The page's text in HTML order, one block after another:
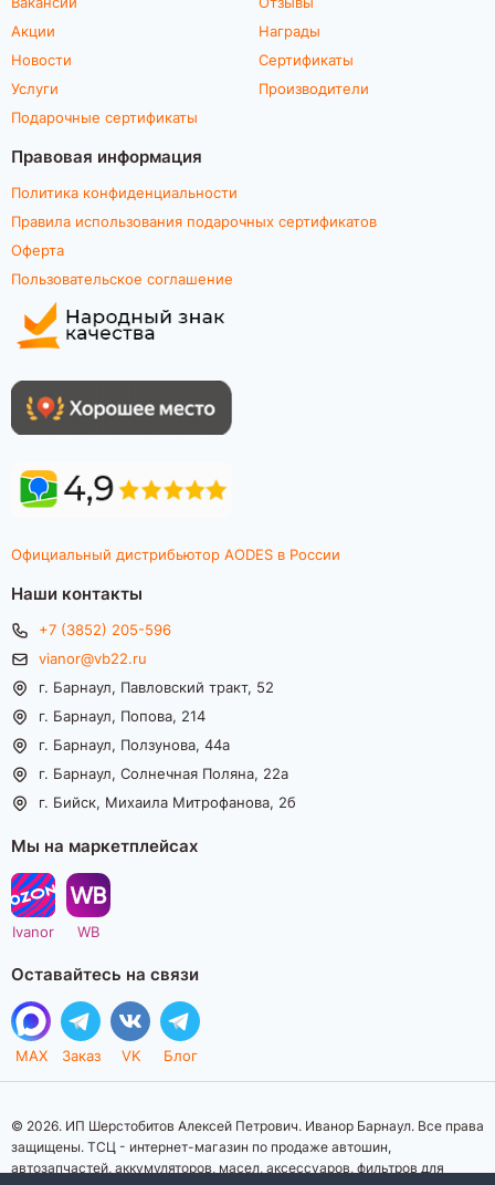
Акции
Новости
Услуги
Подарочные сертификаты
Награды
Сертификаты
Производители
Правовая информация
Политика конфиденциальности
Правила использования подарочных сертификатов
Оферта
Пользовательское соглашение
Официальный дистрибьютор AODES в России
Наши контакты
+7 (3852) 205-596
vianor@vb22.ru
г. Барнаул, Павловский тракт, 52
г. Барнаул, Попова, 214
г. Барнаул, Ползунова, 44а
г. Барнаул, Солнечная Поляна, 22а
г. Бийск, Михаила Митрофанова, 2б
Мы на маркетплейсах
Ivanor WB
Оставайтесь на связи
MAX Заказ VK Блог
© 2026. ИП Шерстобитов Алексей Петрович. Иванор Барнаул. Все права
защищены. ТСЦ - интернет-магазин по продаже автошин,
автозапчастей, аккумуляторов, масел, аксессуаров, фильтров для